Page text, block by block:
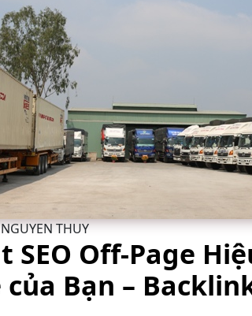
NGUYEN THUY
SEO Off-Page
Bạn –